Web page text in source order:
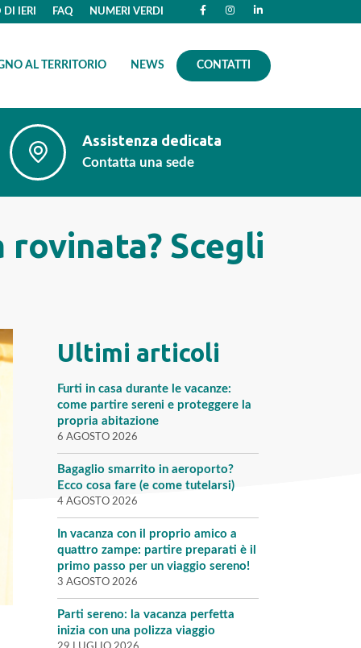
IERI FAQ NUMERI VERDI
AL TERRITORIO NEWS CONTATTI
Assistenza dedicata
Contatta una sede
rovinata? Scegli
Ultimi articoli
Furti in casa durante le vacanze:
come partire sereni e proteggere la
propria abitazione
6 AGOSTO 2026
Bagaglio smarrito in aeroporto?
Ecco cosa fare (e come tutelarsi)
4 AGOSTO 2026
In vacanza con il proprio amico a
quattro zampe: partire preparati è il
primo passo per un viaggio sereno!
3 AGOSTO 2026
Parti sereno: la vacanza perfetta
inizia con una polizza viaggio